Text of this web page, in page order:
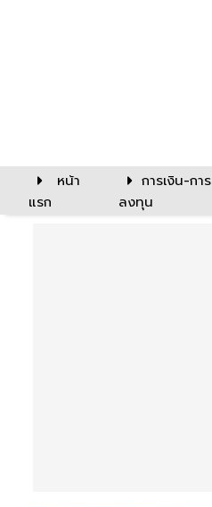
หน้า
แรก
การเงิน-การ
ลงทุน